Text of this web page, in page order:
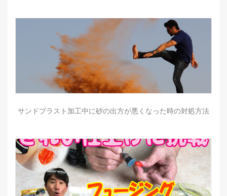
サンドブラスト加工中に砂の出方が悪くなった時の対処方法